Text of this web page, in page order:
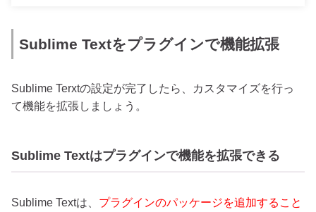
Sublime Textをプラグインで機能拡張
Sublime Terxtの設定が完了したら、カスタマイズを行っ
て機能を拡張しましょう。
Sublime Textはプラグインで機能を拡張できる
Sublime Textは、 プラグインのパッケージを追加すること